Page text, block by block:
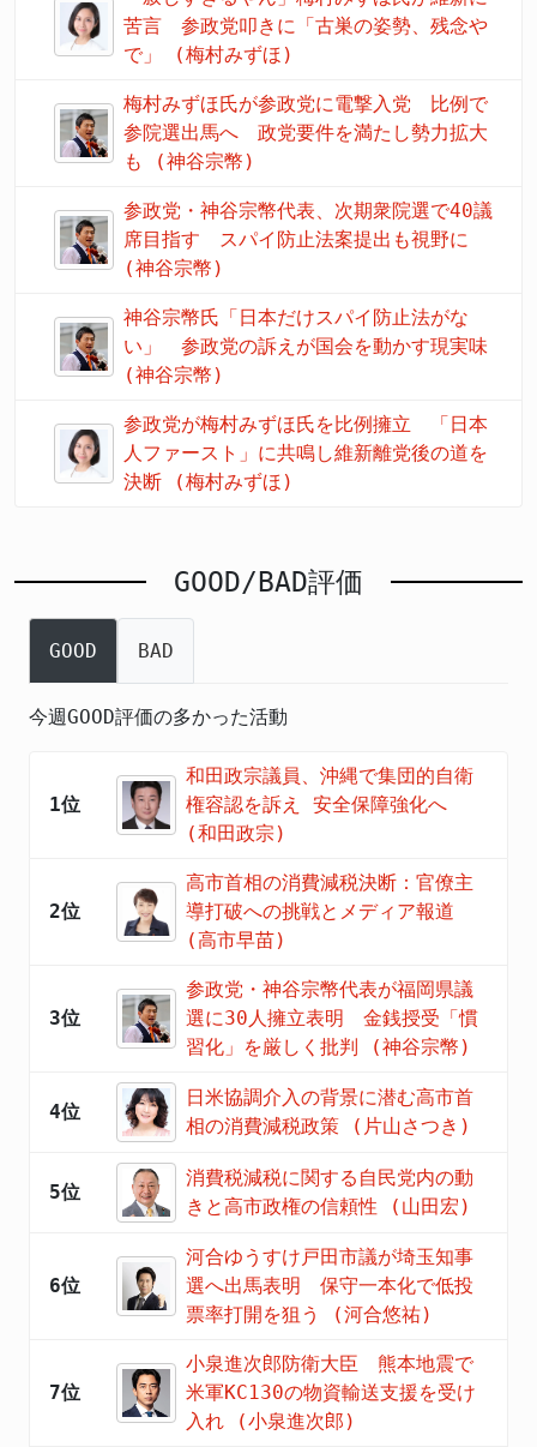
苦言 参政党叩きに「古巣の姿勢、残念や
で」 (梅村みずほ)
梅村みずほ氏が参政党に電撃入党 比例で
参院選出馬へ 政党要件を満たし勢力拡大
も (神谷宗幣)
参政党・神谷宗幣代表、次期衆院選で40議
席目指す スパイ防止法案提出も視野に
(神谷宗幣)
神谷宗幣氏「日本だけスパイ防止法がな
い」 参政党の訴えが国会を動かす現実味
(神谷宗幣)
参政党が梅村みずほ氏を比例擁立 「日本
人ファースト」に共鳴し維新離党後の道を
決断 (梅村みずほ)
GOOD/BAD評価
GOOD BAD
今週GOOD評価の多かった活動
1位
和田政宗議員、沖縄で集団的自衛
権容認を訴え 安全保障強化へ
(和田政宗)
2位
高市首相の消費減税決断：官僚主
導打破への挑戦とメディア報道
(高市早苗)
3位
参政党・神谷宗幣代表が福岡県議
選に30人擁立表明 金銭授受「慣
習化」を厳しく批判 (神谷宗幣)
4位
日米協調介入の背景に潜む高市首
相の消費減税政策 (片山さつき)
5位
消費税減税に関する自民党内の動
きと高市政権の信頼性 (山田宏)
6位
河合ゆうすけ戸田市議が埼玉知事
選へ出馬表明 保守一本化で低投
票率打開を狙う (河合悠祐)
7位
小泉進次郎防衛大臣 熊本地震で
米軍KC130の物資輸送支援を受け
入れ (小泉進次郎)